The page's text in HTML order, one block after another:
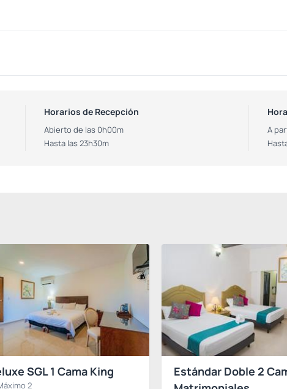
Horarios de Recepción
Abierto de las 0h00m
Hasta las 23h30m
A
SGL 1 Cama King
2
Estándar Doble 2